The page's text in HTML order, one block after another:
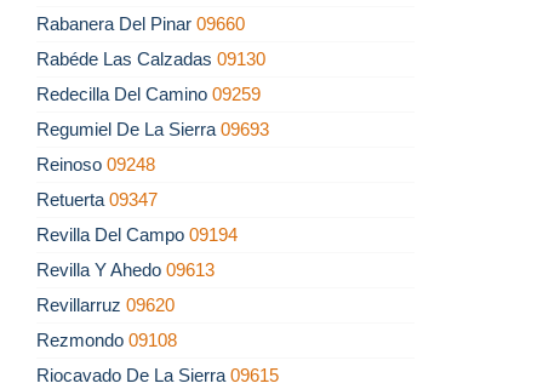
Rabanera Del Pinar 09660
Rabéde Las Calzadas 09130
Redecilla Del Camino 09259
Regumiel De La Sierra 09693
Reinoso 09248
Retuerta 09347
Revilla Del Campo 09194
Revilla Y Ahedo 09613
Revillarruz 09620
Rezmondo 09108
Riocavado De La Sierra 09615